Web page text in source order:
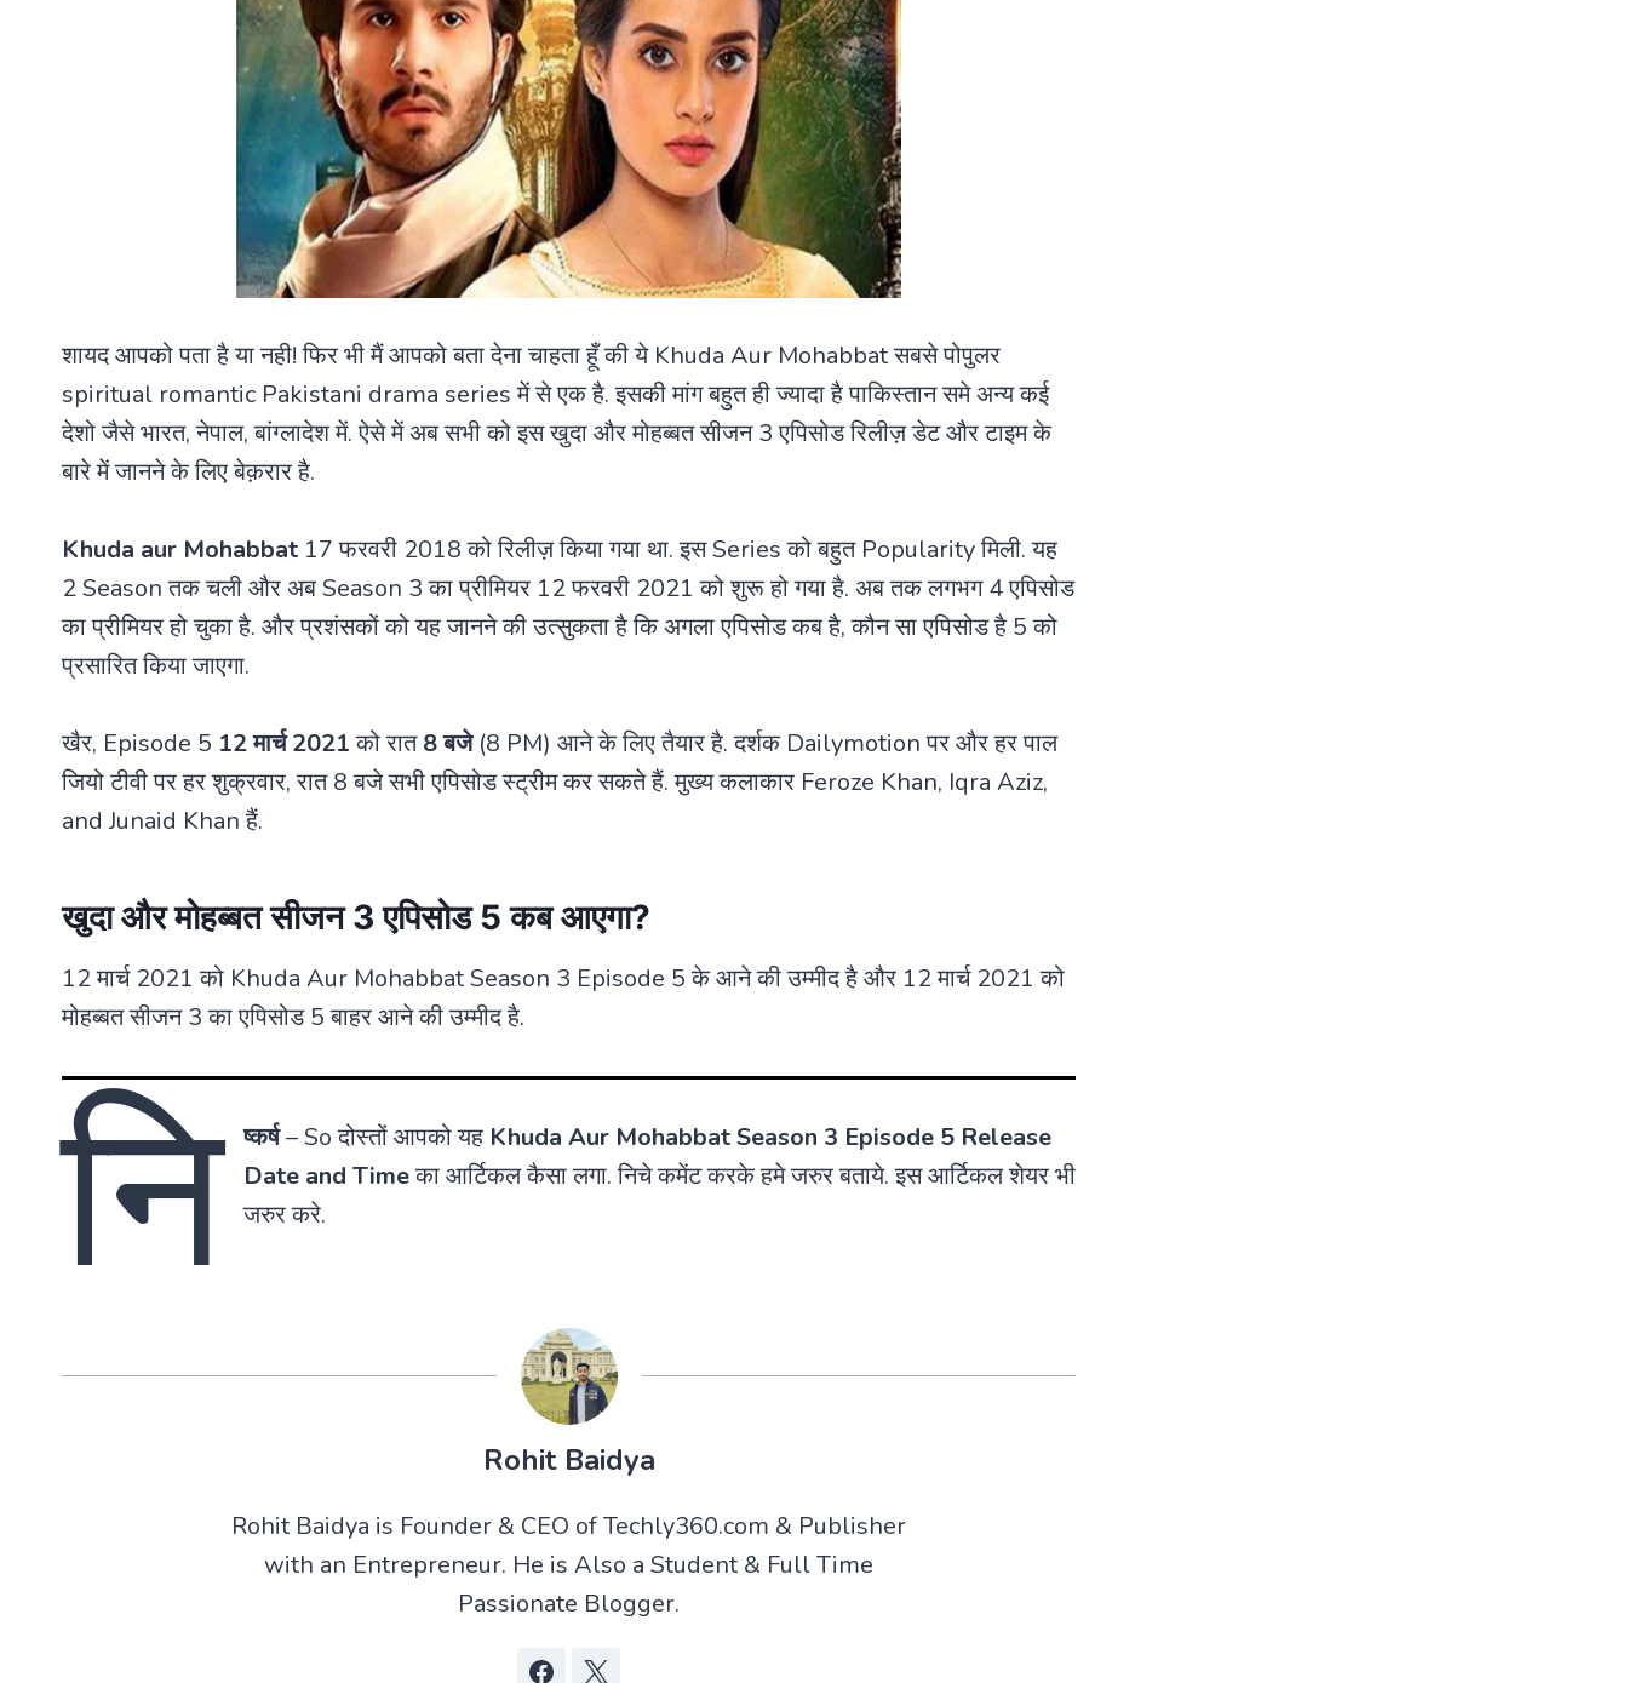
शायद आपको पता है या नही! फिर भी मैं आपको बता देना चाहता हूँ की ये Khuda Aur Mohabbat सबसे पोपुलर
spiritual romantic Pakistani drama series में से एक है. इसकी मांग बहुत ही ज्यादा है पाकिस्तान समे अन्य कई
देशो जैसे भारत, नेपाल, बांग्लादेश में. ऐसे में अब सभी को इस खुदा और मोहब्बत सीजन 3 एपिसोड रिलीज़ डेट और टाइम के
बारे में जानने के लिए बेक़रार है.
Khuda aur Mohabbat 17 फरवरी 2018 को रिलीज़ किया गया था. इस Series को बहुत Popularity मिली. यह
2 Season तक चली और अब Season 3 का प्रीमियर 12 फरवरी 2021 को शुरू हो गया है. अब तक लगभग 4 एपिसोड
का प्रीमियर हो चुका है. और प्रशंसकों को यह जानने की उत्सुकता है कि अगला एपिसोड कब है, कौन सा एपिसोड है 5 को
प्रसारित किया जाएगा.
खैर, Episode 5 12 मार्च 2021को रात8 बजे(8 PM) आने के लिए तैयार है. दर्शक Dailymotion पर और हर पाल
जियो टीवी पर हर शुक्रवार, रात 8 बजे सभी एपिसोड स्ट्रीम कर सकते हैं. मुख्य कलाकार Feroze Khan, Iqra Aziz,
and Junaid Khan हैं.
खुदा और मोहब्बत सीजन 3 एपिसोड 5 कब आएगा?
12 मार्च 2021 को Khuda Aur Mohabbat Season 3 Episode 5 के आने की उम्मीद है और 12 मार्च 2021 को
मोहब्बत सीजन 3 का एपिसोड 5 बाहर आने की उम्मीद है.
नि ष्कर्ष– So दोस्तों आपको यह Khuda Aur Mohabbat Season 3 Episode 5 Release
Date and Timeका आर्टिकल कैसा लगा. निचे कमेंट करके हमे जरुर बताये. इस आर्टिकल शेयर भी
जरुर करे.
Rohit Baidya
Rohit Baidya is Founder & CEO of Techly360.com & Publisher
with an Entrepreneur. He is Also a Student & Full Time
Passionate Blogger.